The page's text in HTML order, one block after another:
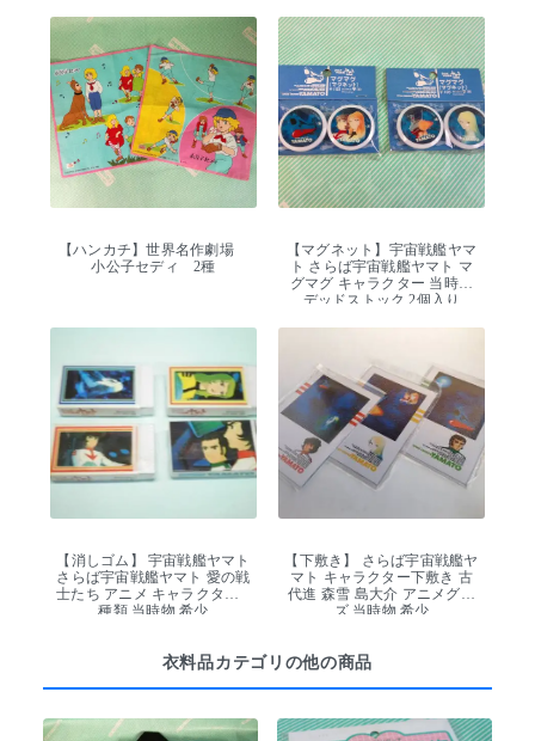
【ハンカチ】世界名作劇場
小公子セディ 2種
【マグネット】宇宙戦艦ヤマ
ト さらば宇宙戦艦ヤマト マ
グマグ キャラクター 当時物
デッドストック 2個入り
【消しゴム】 宇宙戦艦ヤマト
さらば宇宙戦艦ヤマト 愛の戦
士たち アニメ キャラクター 4
種類 当時物 希少
【下敷き】 さらば宇宙戦艦ヤ
マト キャラクター下敷き 古
代進 森雪 島大介 アニメグッ
ズ 当時物 希少
衣料品カテゴリの他の商品